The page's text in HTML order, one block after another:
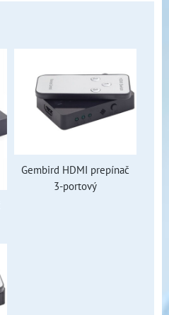
Gembird HDMI prepínač
3-portový